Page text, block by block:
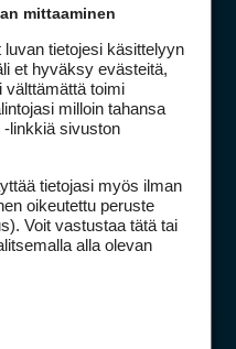
kävijöistä
8–17
mittaaminen
tietojesi käsittelyyn
et hyväksy evästeitä,
välttämättä toimi
milloin tahansa
-linkkiä sivuston
tietojasi myös ilman
oikeutettu peruste
Voit vastustaa tätä tai
alla olevan